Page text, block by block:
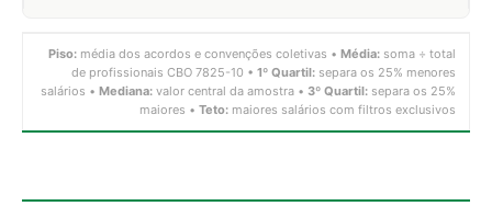
Piso: média dos acordos e convenções coletivas • Média: soma ÷ total
de profissionais CBO 7825-10 • 1º Quartil: separa os 25% menores
salários • Mediana: valor central da amostra • 3º Quartil: separa os 25%
maiores • Teto: maiores salários com filtros exclusivos